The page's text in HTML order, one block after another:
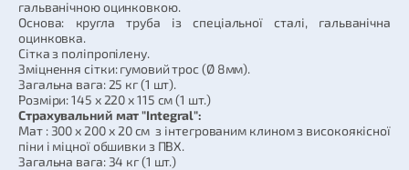
гальванічною оцинковкою.
Основа: кругла труба із спеціальної сталі, гальванічна
оцинковка.
Сітка з поліпропілену.
Зміцнення сітки: гумовий трос (Ø 8мм).
Загальна вага: 25 кг (1 шт).
Розміри: 145 х 220 х 115 см (1 шт.)
Страхувальний мат "Integral":
Мат : 300 х 200 х 20 см з інтегрованим клином з високоякісної
піни і міцної обшивки з ПВХ.
Загальна вага: 34 кг (1 шт.)